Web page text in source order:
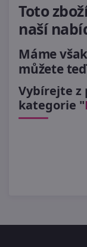
Toto
naší
Máme
můžete
Vybírejte z
kategorie "